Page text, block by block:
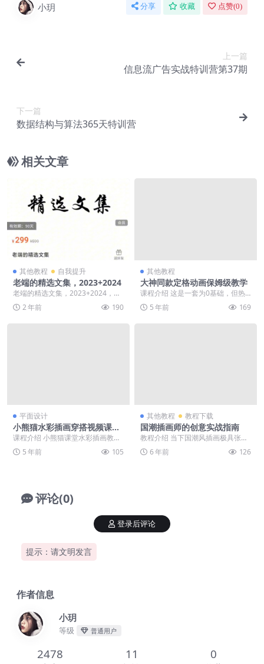
小玥 分享 收藏 点赞(0)
上一篇
信息流广告实战特训营第37期
下一篇
数据结构与算法365天特训营
相关文章
其他教程 自我提升
老端的精选文集，2023+2024
老端的精选文集，2023+2024，老
端讲投资的秘密，价值299(内容更
新) ├...
2 年前 190
其他教程
大神同款定格动画保姆级教学
课程介绍 这是一套为0基础，但热
爱动画、想了解动画制作、想拍自
己原创动画的同学量...
5 年前 169
平面设计
小熊猫水彩插画穿搭视频课程
分享
课程介绍 小熊猫课堂水彩插画教
程，教会你头像线稿水彩基础，以
及发型服装上色、头像...
5 年前 105
其他教程 教程下载
国潮插画师的创意实战指南
教程介绍 当下国潮风插画极具张
力，本课程结合经验帮你梳通创意
思维，从传统山水画汲...
6 年前 126
评论(0)
提示：请文明发言
登录后评论
作者信息
小玥
等级 普通用户
2478 11 0